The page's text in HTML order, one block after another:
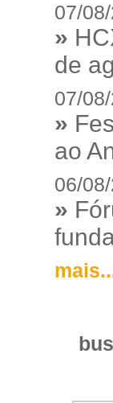
07/
»
de
07/
»
ao
06/
»